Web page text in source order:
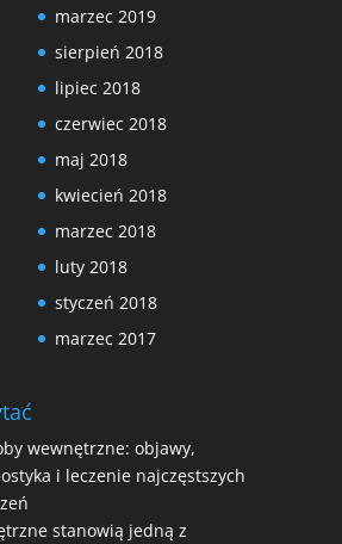
marzec 2019
sierpień 2018
lipiec 2018
czerwiec 2018
maj 2018
kwiecień 2018
marzec 2018
luty 2018
styczeń 2018
marzec 2017
wewnętrzne: objawy,
i leczenie najczęstszych
stanowią jedną z